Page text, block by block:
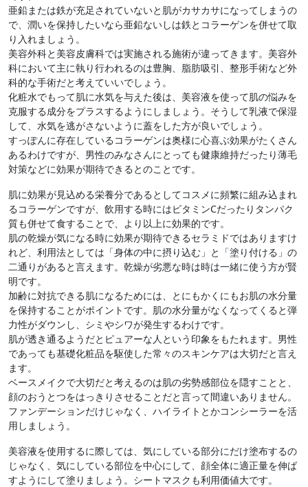
亜鉛または鉄が充足されていないと肌がカサカサになってしまうの
で、潤いを保持したいなら亜鉛ないしは鉄とコラーゲンを併せて取
り入れましょう。
美容外科と美容皮膚科では実施される施術が違ってきます。美容外
科において主に執り行われるのは豊胸、脂肪吸引、整形手術など外
科的な手術だと考えていいでしょう。
化粧水でもって肌に水気を与えた後は、美容液を使って肌の悩みを
克服する成分をプラスするようにしましょう。そうして乳液で保湿
して、水気を逃がさないように蓋をした方が良いでしょう。
すっぽんに存在しているコラーゲンは奥様に心喜ぶ効果がたくさん
あるわけですが、男性のみなさんにとっても健康維持だったり薄毛
対策などに効果が期待できるとのことです。
肌に効果が見込める栄養分であるとしてコスメに頻繁に組み込まれ
るコラーゲンですが、飲用する時にはビタミンCだったりタンパク
質も併せて食することで、より以上に効果的です。
肌の乾燥が気になる時に効果が期待できるセラミドではありますけ
れど、利用法としては「身体の中に摂り込む」と「塗り付ける」の
二通りがあると言えます。乾燥が劣悪な時は時は一緒に使う方が賢
明です。
加齢に対抗できる肌になるためには、とにもかくにもお肌の水分量
を保持することがポイントです。肌の水分量がなくなってくると弾
力性がダウンし、シミやシワが発生するわけです。
肌が透き通るようだとピュアーな人という印象をもたれます。男性
であっても基礎化粧品を駆使した常々のスキンケアは大切だと言え
ます。
ベースメイクで大切だと考えるのは肌の劣勢感部位を隠すことと、
顔のおうとつをはっきりさせることだと言って間違いありません。
ファンデーションだけじゃなく、ハイライトとかコンシーラーを活
用しましょう。
美容液を使用するに際しては、気にしている部分にだけ塗布するの
じゃなく、気にしている部位を中心にして、顔全体に適正量を伸ば
すようにして塗りましょう。シートマスクも利用価値大です。